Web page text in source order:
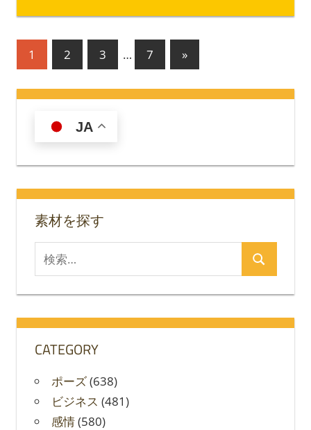
投
の
ー
ジ
送
り
1 2 3 … 7
次
の
記
»
JA
素材を探す
索
対
検
CATEGORY
ポーズ(638)
ビジネス (481)
感情(580)